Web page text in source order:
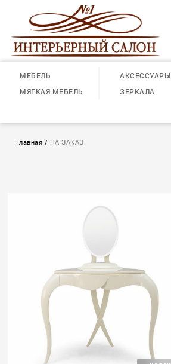
МЕБЕЛЬ
МЯГКАЯ МЕБЕЛЬ
АКСЕССУАРЫ
ЗЕРКАЛА
Главная / НА ЗАКАЗ